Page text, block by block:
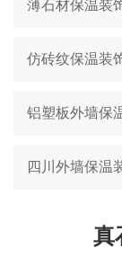
薄石材保温装
仿砖纹保温装
铝塑板外墙保
四川外墙保温
真